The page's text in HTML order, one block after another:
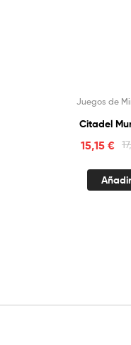
Juegos de
Citadel
15,15€